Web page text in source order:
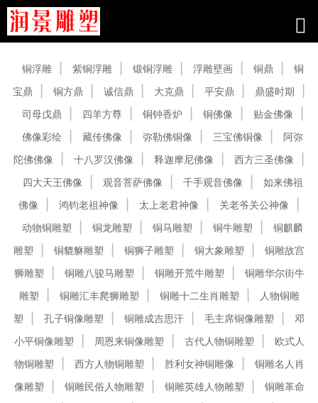
铜浮雕 紫铜浮雕 锻铜浮雕 浮雕壁画 铜鼎
铜
宝鼎
铜方鼎 诚信鼎 大克鼎 平安鼎
鼎盛时期
司母戊鼎
四羊方尊 铜钟香炉 铜佛像
贴金佛像
佛像彩绘
藏传佛像 弥勒佛铜像 三宝佛铜像
阿弥
陀佛佛像
十八罗汉佛像 释迦摩尼佛像
西方三圣佛像
四大天王佛像
观音菩萨佛像 千手观音佛像
如来佛祖
佛像
鸿钧老祖神像 太上老君神像
关老爷关公神像
动物铜雕塑
铜龙雕塑 铜马雕塑 铜牛雕塑
铜麒麟
雕塑
铜貔貅雕塑 铜狮子雕塑 铜大象雕塑
铜雕故宫
狮雕塑
铜雕八骏马雕塑 铜雕开荒牛雕塑
铜雕华尔街牛
雕塑
铜雕汇丰爬狮雕塑 铜雕十二生肖雕塑
人物铜雕
塑
孔子铜像雕塑 铜雕成吉思汗 毛主席铜像雕塑
邓
小平铜像雕塑
周恩来铜像雕塑 古代人物铜雕塑
欧式人
物铜雕塑
西方人物铜雕塑 胜利女神铜雕像
铜雕名人肖
像雕塑
铜雕民俗人物雕塑 铜雕英雄人物雕塑
铜雕革命